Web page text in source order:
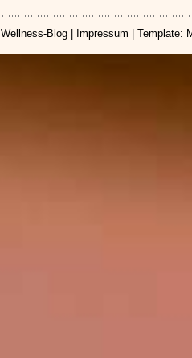
Wellness-Blog Impressum | Template: